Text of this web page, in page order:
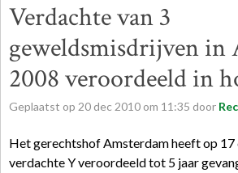
Verdachte van 3
geweldsmisdrijven in
2008 veroordeeld in
Geplaatst op 20 dec 2010 om 11:35 door
Het gerechtshof Amsterdam heeft op
verdachte Y veroordeeld tot 5 jaar